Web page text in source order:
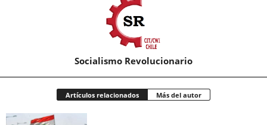
Socialismo Revolucionario
Artículos relacionados Más del autor